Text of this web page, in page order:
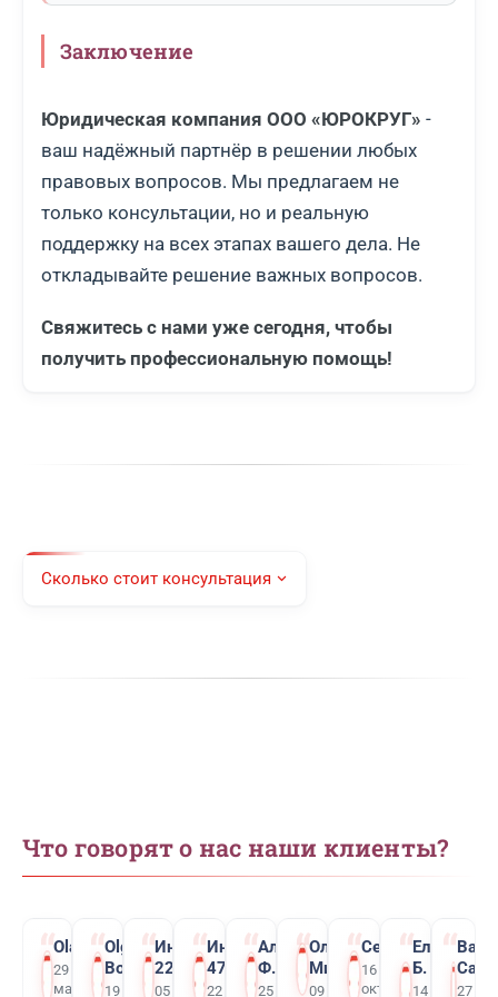
Заключение
Юридическая компания ООО «ЮРОКРУГ» -
ваш надёжный партнёр в решении любых
правовых вопросов. Мы предлагаем не
только консультации, но и реальную
поддержку на всех этапах вашего дела. Не
откладывайте решение важных вопросов.
Свяжитесь с нами уже сегодня, чтобы
получить профессиональную помощь!
Сколько стоит консультация
Что говорят о нас наши клиенты?
Ola K
29
марта
Olga
Bozrikova
19 марта
Инкогнито
2205
05 марта
Инкогнито
4795.
22 февраля
Алексей
Ф.
25 января
Ольга
Мирошниченко
09 декабря 2025
Сергей
16
октября
Елена
Б.
14
27